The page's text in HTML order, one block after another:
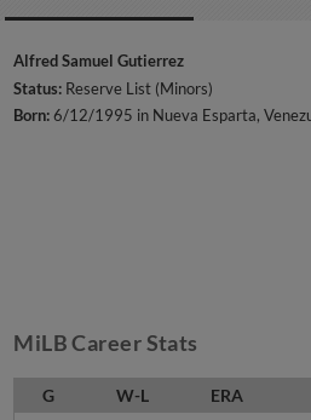
Alfred Samuel Gutierrez
Status: Reserve List (Minors)
Born:6/12/1995 in Nueva Esparta,
MiLB Career Stats
G W-L ERA